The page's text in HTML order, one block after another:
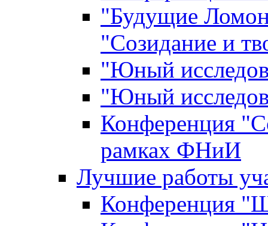
"Будущие
"Созидание и
"Юный
"Юный
Конференция
рамках ФНиИ
Лучшие работы
Конференция